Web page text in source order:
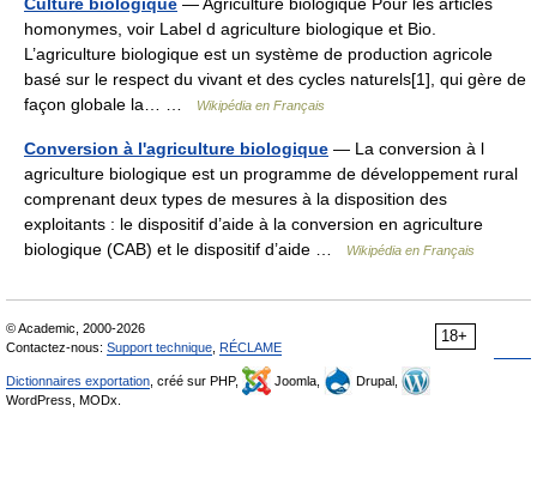
homonymes, voir Label d agriculture biologique et Bio.
L’agriculture biologique est un système de production agricole
basé sur le respect du vivant et des cycles naturels[1], qui gère de
façon globale la… …
Wikipédia en Français
Conversion à l'agriculture biologique — La conversion à l
agriculture biologique est un programme de développement rural
comprenant deux types de mesures à la disposition des
exploitants : le dispositif d’aide à la conversion en agriculture
biologique (CAB) et le dispositif d’aide …
Wikipédia en Français
18+
© Academic, 2000-2026
Contactez-nous: Support technique RÉCLAME
Dictionnaires exportation , créé sur PHP, Joomla,
Drupal,
WordPress, MODx.